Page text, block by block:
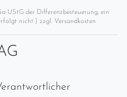
UStG der Differenzbesteuerung, ein
nicht.) zzgl. Versandkosten